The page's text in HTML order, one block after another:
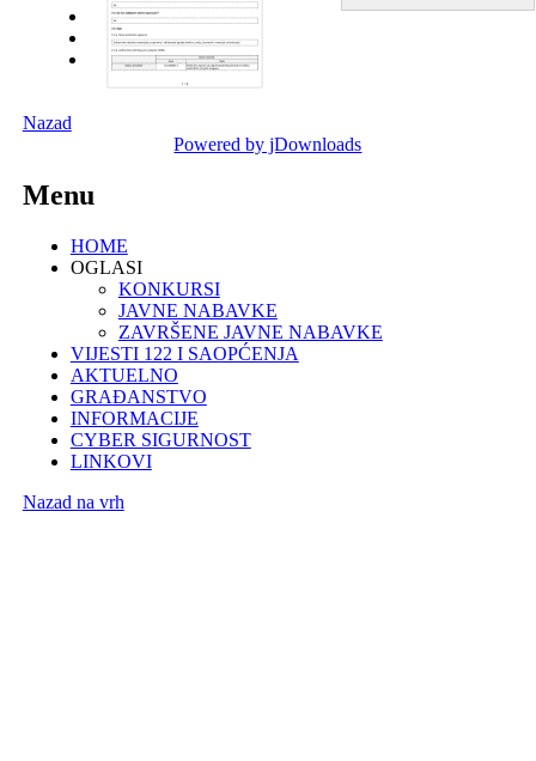
Nazad
Powered by jDownloads
Menu
HOME
OGLASI
KONKURSI
JAVNE NABAVKE
ZAVRŠENE JAVNE NABAVKE
VIJESTI 122 I SAOPĆENJA
AKTUELNO
GRAĐANSTVO
INFORMACIJE
CYBER SIGURNOST
LINKOVI
Nazad na vrh